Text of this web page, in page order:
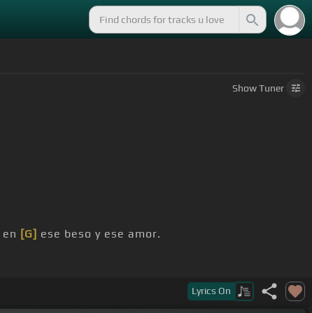
ShowTuner
en [G] ese beso y ese amor.
Lyrics On